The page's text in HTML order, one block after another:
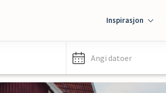
Inspirasjon
Angi datoer